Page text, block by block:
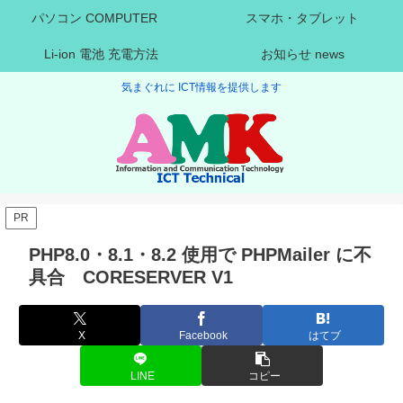
気まぐれに ICT情報を提供します
パソコン COMPUTER スマホ・タブレット
Li-ion 電池 充電方法 お知らせ news
PR
PHP8.0・8.1・8.2 使用で PHPMailer に不
具合 CORESERVER V1
X Facebook はてブ
LINE コピー